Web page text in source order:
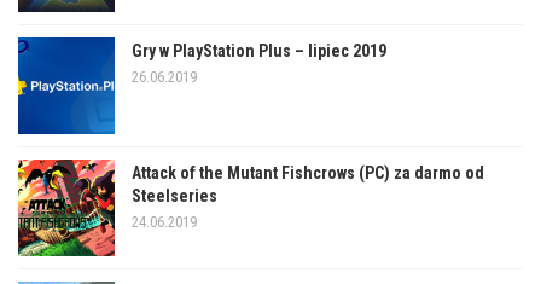
Gry w PlayStation Plus – lipiec 2019
26.06.2019
Attack of the Mutant Fishcrows (PC) za darmo od
Steelseries
24.06.2019